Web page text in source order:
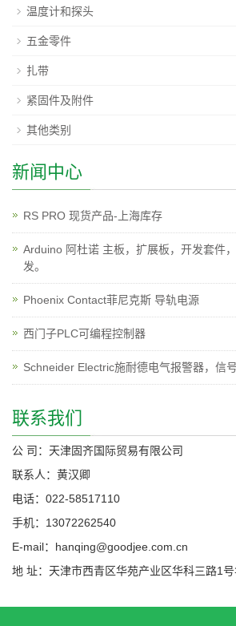
温度计和探头
五金零件
扎带
紧固件及附件
其他类别
新闻中心
RS PRO 现货产品-上海库存
Arduino 阿杜诺 主板，扩展板，开发套件
发。
Phoenix Contact菲尼克斯 导轨电源
西门子PLC可编程控制器
Schneider Electric施耐德电气报警器，信号
联系我们
公 司：天津固齐国际贸易有限公司
联系人：黄汉卿
电话：022-58517110
手机：13072262540
E-mail：hanqing@goodjee.com.cn
地 址：天津市西青区华苑产业区华科三路1